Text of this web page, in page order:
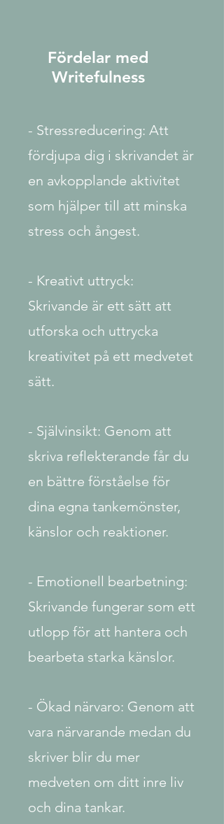
Fördelar med
Writefulness
- Stressreducering: Att
fördjupa dig i skrivandet är
en avkopplande aktivitet
som hjälper till att minska
stress och ångest.
- Kreativt uttryck:
Skrivande är ett sätt att
utforska och uttrycka
kreativitet på ett medvetet
sätt.
- Självinsikt: Genom att
skriva reflekterande får du
en bättre förståelse för
dina egna tankemönster,
känslor och reaktioner.
- Emotionell bearbetning:
Skrivande fungerar som ett
utlopp för att hantera och
bearbeta starka känslor.
- Ökad närvaro: Genom att
vara närvarande medan du
skriver blir du mer
medveten om ditt inre liv
och dina tankar.